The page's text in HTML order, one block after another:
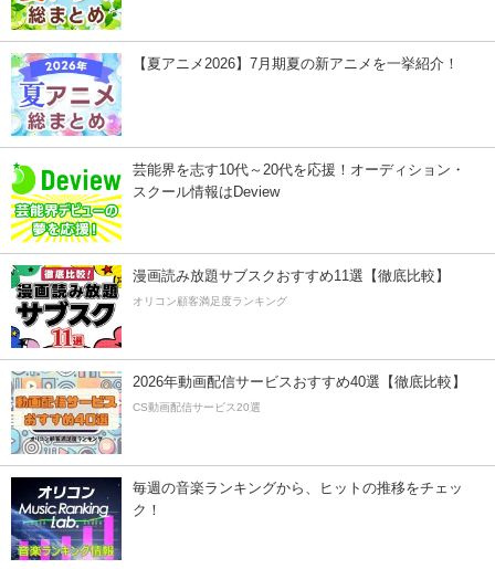
【夏アニメ2026】7月期夏の新アニメを一挙紹介！
芸能界を志す10代～20代を応援！オーディション・
スクール情報はDeview
漫画読み放題サブスクおすすめ11選【徹底比較】
オリコン顧客満足度ランキング
2026年動画配信サービスおすすめ40選【徹底比較】
CS動画配信サービス20選
毎週の音楽ランキングから、ヒットの推移をチェッ
ク！